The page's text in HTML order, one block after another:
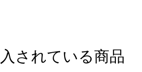
されている商品